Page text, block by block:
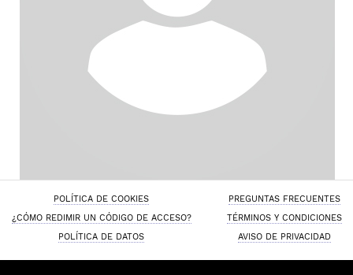
POLÍTICA DE COOKIES
PREGUNTAS FRECUENTES
¿CÓMO REDIMIR UN CÓDIGO DE ACCESO?
TÉRMINOS Y CONDICIONES
POLÍTICA DE DATOS
AVISO DE PRIVACIDAD